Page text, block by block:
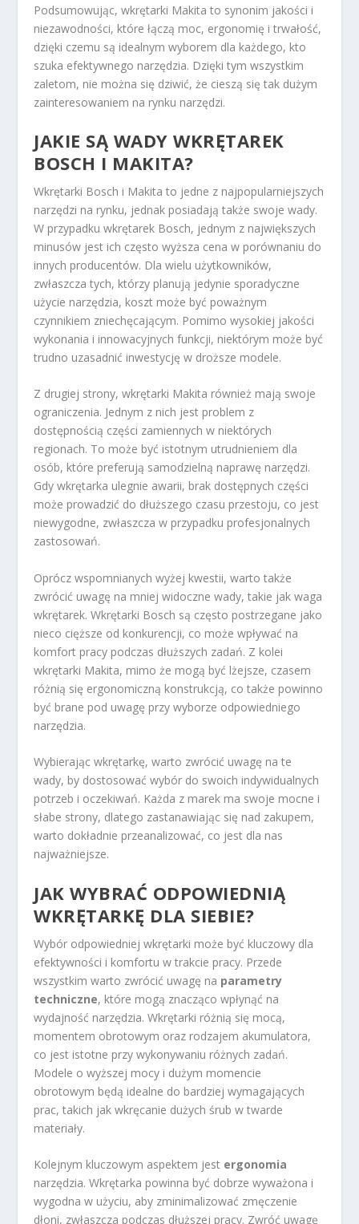
Podsumowując, wkrętarki Makita to synonim jakości i
niezawodności, które łączą moc, ergonomię i trwałość,
dzięki czemu są idealnym wyborem dla każdego, kto
szuka efektywnego narzędzia. Dzięki tym wszystkim
zaletom, nie można się dziwić, że cieszą się tak dużym
zainteresowaniem na rynku narzędzi.
JAKIE SĄ WADY WKRĘTAREK
BOSCH I MAKITA?
Wkrętarki Bosch i Makita to jedne z najpopularniejszych
narzędzi na rynku, jednak posiadają także swoje wady.
W przypadku wkrętarek Bosch, jednym z największych
minusów jest ich często wyższa cena w porównaniu do
innych producentów. Dla wielu użytkowników,
zwłaszcza tych, którzy planują jedynie sporadyczne
użycie narzędzia, koszt może być poważnym
czynnikiem zniechęcającym. Pomimo wysokiej jakości
wykonania i innowacyjnych funkcji, niektórym może być
trudno uzasadnić inwestycję w droższe modele.
Z drugiej strony, wkrętarki Makita również mają swoje
ograniczenia. Jednym z nich jest problem z
dostępnością części zamiennych w niektórych
regionach. To może być istotnym utrudnieniem dla
osób, które preferują samodzielną naprawę narzędzi.
Gdy wkrętarka ulegnie awarii, brak dostępnych części
może prowadzić do dłuższego czasu przestoju, co jest
niewygodne, zwłaszcza w przypadku profesjonalnych
zastosowań.
Oprócz wspomnianych wyżej kwestii, warto także
zwrócić uwagę na mniej widoczne wady, takie jak waga
wkrętarek. Wkrętarki Bosch są często postrzegane jako
nieco cięższe od konkurencji, co może wpływać na
komfort pracy podczas dłuższych zadań. Z kolei
wkrętarki Makita, mimo że mogą być lżejsze, czasem
różnią się ergonomiczną konstrukcją, co także powinno
być brane pod uwagę przy wyborze odpowiedniego
narzędzia.
Wybierając wkrętarkę, warto zwrócić uwagę na te
wady, by dostosować wybór do swoich indywidualnych
potrzeb i oczekiwań. Każda z marek ma swoje mocne i
słabe strony, dlatego zastanawiając się nad zakupem,
warto dokładnie przeanalizować, co jest dla nas
najważniejsze.
JAK WYBRAĆ ODPOWIEDNIĄ
WKRĘTARKĘ DLA SIEBIE?
Wybór odpowiedniej wkrętarki może być kluczowy dla
efektywności i komfortu w trakcie pracy. Przede
wszystkim warto zwrócić uwagę na parametry
techniczne, które mogą znacząco wpłynąć na
wydajność narzędzia. Wkrętarki różnią się mocą,
momentem obrotowym oraz rodzajem akumulatora,
co jest istotne przy wykonywaniu różnych zadań.
Modele o wyższej mocy i dużym momencie
obrotowym będą idealne do bardziej wymagających
prac, takich jak wkręcanie dużych śrub w twarde
materiały.
Kolejnym kluczowym aspektem jest ergonomia
narzędzia. Wkrętarka powinna być dobrze wyważona i
wygodna w użyciu, aby zminimalizować zmęczenie
dłoni, zwłaszcza podczas dłuższej pracy. Zwróć uwagę